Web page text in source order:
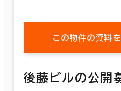
この物件の資料
後藤ビルの公開